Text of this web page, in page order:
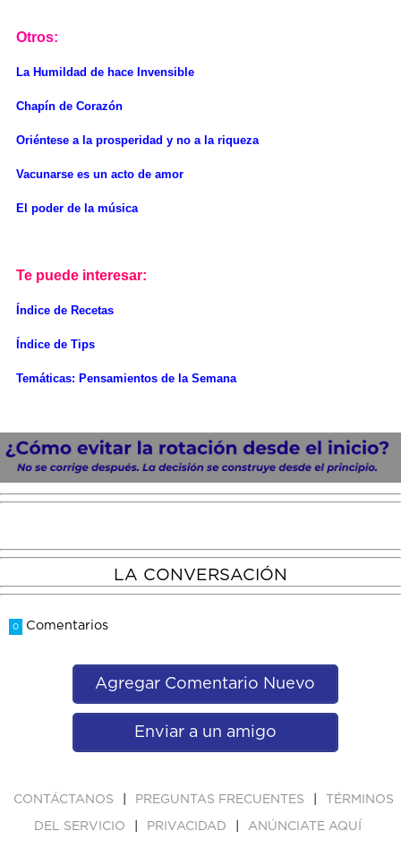
Otros:
La Humildad de hace Invensible
Chapín de Corazón
Oriéntese a la prosperidad y no a la riqueza
Vacunarse es un acto de amor
El poder de la música
Te puede interesar:
Índice de Recetas
Índice de Tips
Temáticas: Pensamientos de la Semana
LA CONVERSACIÓN
0 Comentarios
Agregar Comentario Nuevo
Enviar a un amigo
CONTÁCTANOS PREGUNTAS FRECUENTES TÉRMINOS
DEL SERVICIO PRIVACIDAD ANÚNCIATE AQUÍ